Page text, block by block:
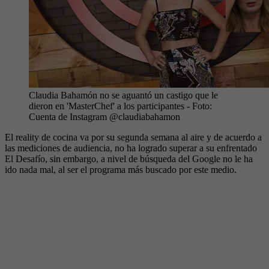
Claudia Bahamón no se aguantó un castigo que le
dieron en 'MasterChef' a los participantes - Foto:
Cuenta de Instagram @claudiabahamon
El reality de cocina va por su segunda semana al aire y de acuerdo a
las mediciones de audiencia, no ha logrado superar a su enfrentado
El Desafío, sin embargo, a nivel de búsqueda del Google no le ha
ido nada mal, al ser el programa más buscado por este medio.